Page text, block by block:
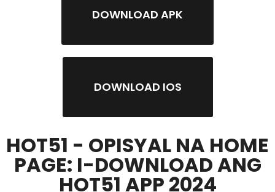
DOWNLOAD APK
DOWNLOAD IOS
HOT51 - OPISYAL NA HOME
PAGE: I-DOWNLOAD ANG
HOT51 APP 2024